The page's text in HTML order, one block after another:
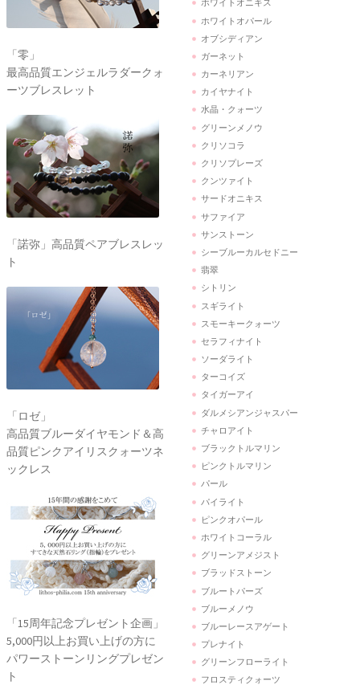
「零」
最高品質エンジェルラダークォ
ーツブレスレット
「諾弥」高品質ペアブレスレッ
ト
「ロゼ」
高品質ブルーダイヤモンド＆高
品質ピンクアイリスクォーツネ
ックレス
「15周年記念プレゼント企画」
5,000円以上お買い上げの方に
パワーストーンリングプレゼン
ト
ホワイトオニキス
ホワイトオパール
オブシディアン
ガーネット
カーネリアン
カイヤナイト
水晶・クォーツ
グリーンメノウ
クリソコラ
クリソプレーズ
クンツァイト
サードオニキス
サファイア
サンストーン
シーブルーカルセドニー
翡翠
シトリン
スギライト
スモーキークォーツ
セラフィナイト
ソーダライト
ターコイズ
タイガーアイ
ダルメシアンジャスパー
チャロアイト
ブラックトルマリン
ピンクトルマリン
パール
パイライト
ピンクオパール
ホワイトコーラル
グリーンアメジスト
ブラッドストーン
ブルートパーズ
ブルーメノウ
ブルーレースアゲート
プレナイト
グリーンフローライト
フロスティクォーツ